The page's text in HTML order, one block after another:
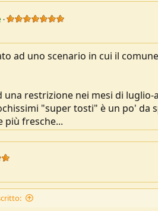
ad uno scenario in cui il
una restrizione nei mesi di
"super tosti" è un po' da
più fresche...